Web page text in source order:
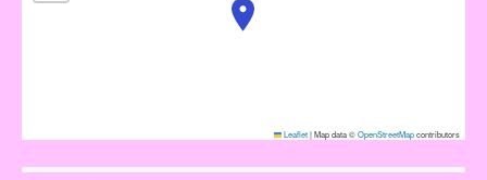
Leaflet|Map data ©OpenStreetMapcontributors